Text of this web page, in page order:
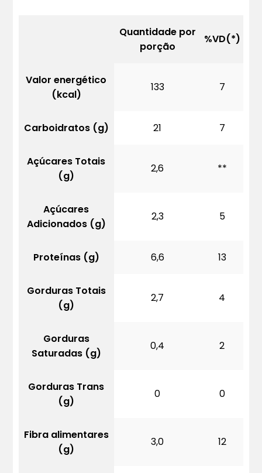
Quantidade por
porção
%VD(*)
Valor energético
(kcal)
133 7
Carboidratos (g) 21 7
Açúcares Totais
(g)
2,6 **
Açúcares
Adicionados (g)
2,3 5
Proteínas (g) 6,6 13
Gorduras Totais
(g)
2,7 4
Gorduras
Saturadas (g)
0,4 2
Gorduras Trans
(g)
0 0
Fibra alimentares
(g)
3,0 12